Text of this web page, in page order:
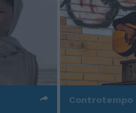
Controtempo